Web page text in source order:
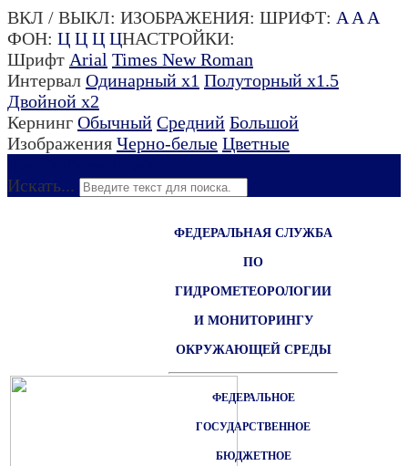
ВКЛ / ВЫКЛ: ИЗОБРАЖЕНИЯ: ШРИФТ: A A A
ФОН: Ц Ц Ц ЦНАСТРОЙКИ:
Шрифт Arial Times New Roman
Интервал Одинарный х1 Полуторный х1.5
Двойной х2
Кернинг Обычный Средний Большой
Изображения Черно-белые Цветные
Искать...
ФЕДЕРАЛЬНАЯ СЛУЖБА
ПО
ГИДРОМЕТЕОРОЛОГИИ
И МОНИТОРИНГУ
ОКРУЖАЮЩЕЙ СРЕДЫ
ФЕДЕРАЛЬНОЕ
ГОСУДАРСТВЕННОЕ
БЮДЖЕТНОЕ